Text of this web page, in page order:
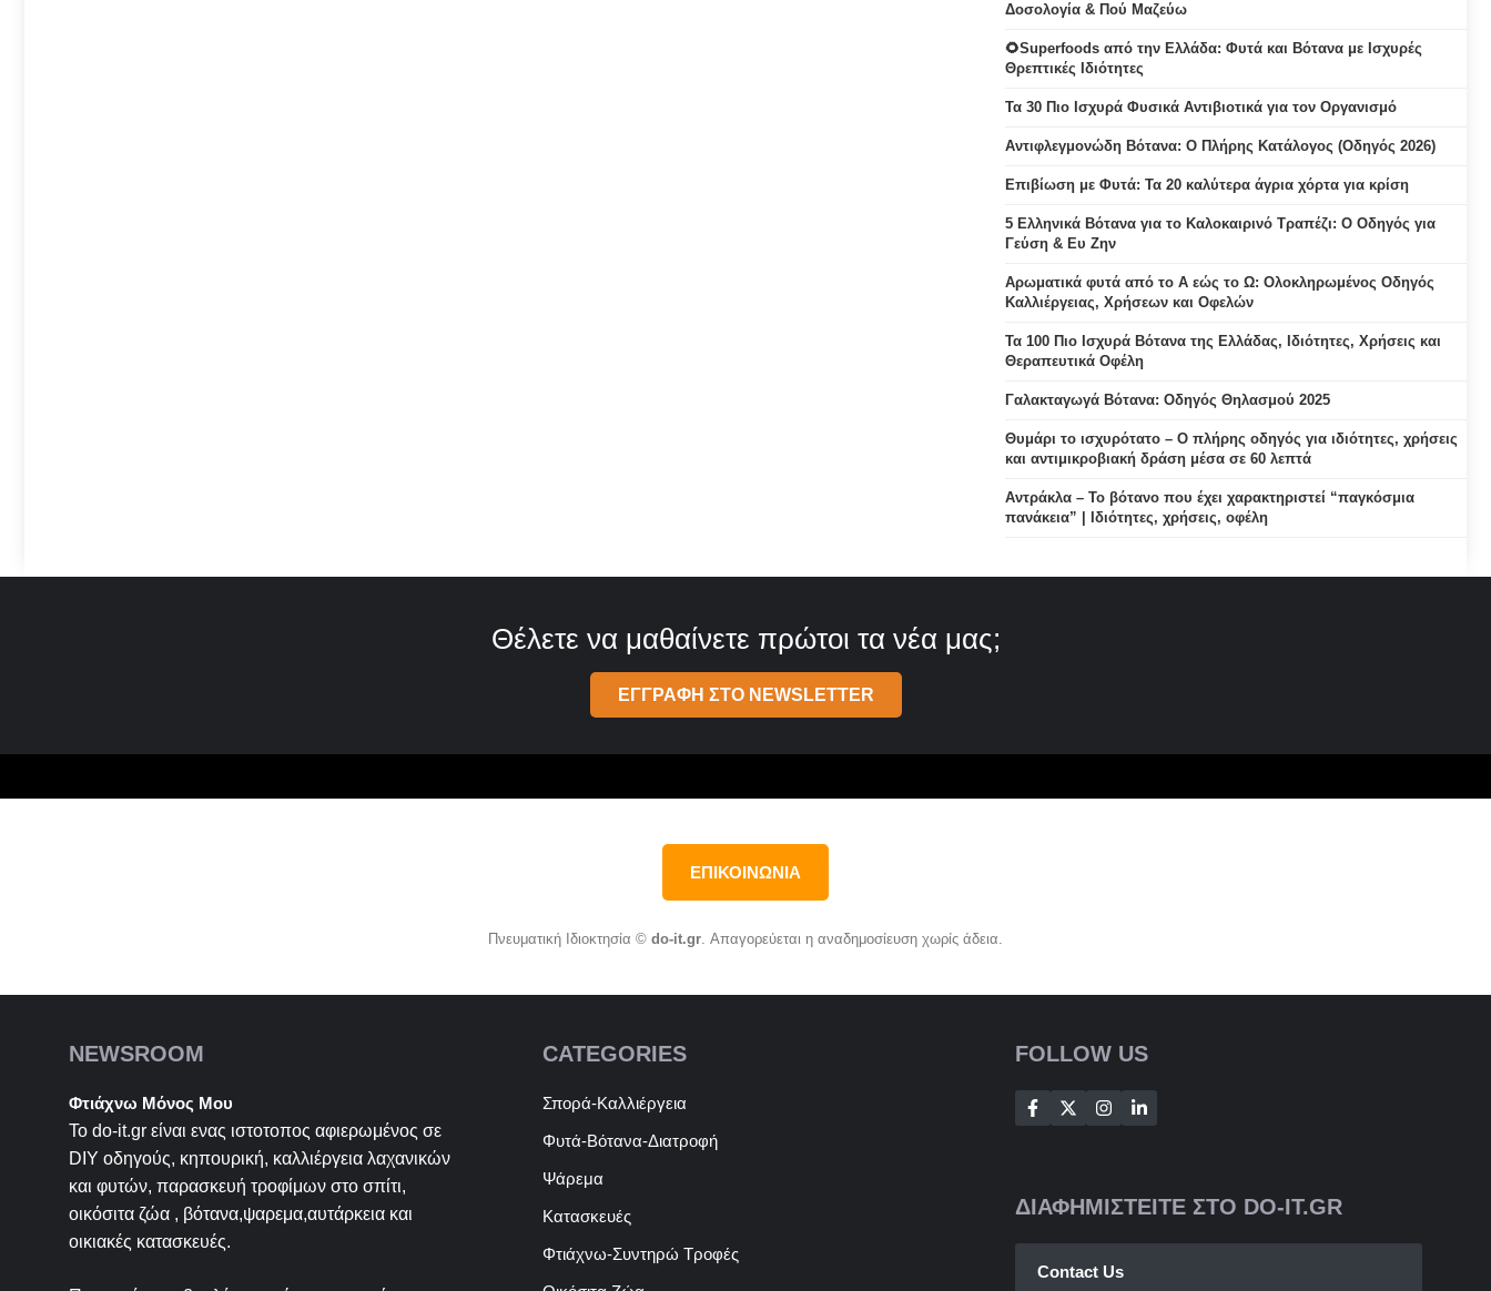
Δοσολογία & Πού Μαζεύω
🌻Superfoods από την Ελλάδα: Φυτά και Βότανα με Ισχυρές
Θρεπτικές Ιδιότητες
Τα 30 Πιο Ισχυρά Φυσικά Αντιβιοτικά για τον Οργανισμό
Αντιφλεγμονώδη Βότανα: Ο Πλήρης Κατάλογος (Οδηγός 2026)
Επιβίωση με Φυτά: Τα 20 καλύτερα άγρια χόρτα για κρίση
5 Ελληνικά Βότανα για το Καλοκαιρινό Τραπέζι: Ο Οδηγός για
Γεύση & Ευ Ζην
Αρωματικά φυτά από το Α εώς το Ω: Ολοκληρωμένος Οδηγός
Καλλιέργειας, Χρήσεων και Οφελών
Τα 100 Πιο Ισχυρά Βότανα της Ελλάδας, Ιδιότητες, Χρήσεις και
Θεραπευτικά Οφέλη
Γαλακταγωγά Βότανα: Οδηγός Θηλασμού 2025
Θυμάρι το ισχυρότατο – Ο πλήρης οδηγός για ιδιότητες, χρήσεις
και αντιμικροβιακή δράση μέσα σε 60 λεπτά
Αντράκλα – Το βότανο που έχει χαρακτηριστεί “παγκόσμια
πανάκεια” | Ιδιότητες, χρήσεις, οφέλη
Θέλετε να μαθαίνετε πρώτοι τα νέα μας;
ΕΓΓΡΑΦΗ ΣΤΟ NEWSLETTER
ΕΠΙΚΟΙΝΩΝΙΑ
Πνευματική Ιδιοκτησία © do-it.gr. Απαγορεύεται η αναδημοσίευση χωρίς άδεια.
NEWSROOM
Φτιάχνω Μόνος Μου
Το do-it.gr είναι ενας ιστοτοπος αφιερωμένος σε
DIY οδηγούς, κηπουρική, καλλιέργεια λαχανικών
και φυτών, παρασκευή τροφίμων στο σπίτι,
οικόσιτα ζώα , βότανα,ψαρεμα,αυτάρκεια και
οικιακές κατασκευές.
CATEGORIES
Σπορά-Καλλιέργεια
Φυτά-Βότανα-Διατροφή
Ψάρεμα
Κατασκευές
Φτιάχνω-Συντηρώ Τροφές
FOLLOW US
ΔΙΑΦΗΜΙΣΤΕΙΤΕ ΣΤΟ DO-IT.GR
Contact Us